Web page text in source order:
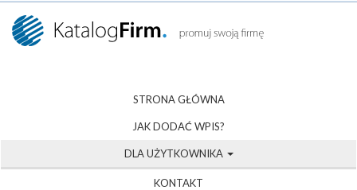
STRONA GŁÓWNA
JAK DODAĆ WPIS?
DLA UŻYTKOWNIKA
KONTAKT